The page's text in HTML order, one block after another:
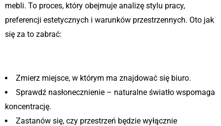
mebli. To proces, który obejmuje analizę stylu pracy,
preferencji estetycznych i warunków przestrzennych. Oto jak
się za to zabrać:
Zmierz miejsce, w którym ma znajdować się biuro.
Sprawdź nasłonecznienie – naturalne światło wspomaga
koncentrację.
Zastanów się, czy przestrzeń będzie wyłącznie